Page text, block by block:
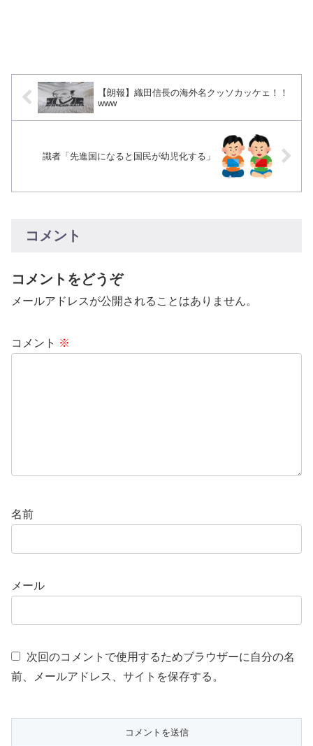
【朗報】織田信長の海外名クッソカッケェ！！
www
識者「先進国になると国民が幼児化する」
コメント
コメントをどうぞ
メールアドレスが公開されることはありません。
コメント ※
名前
メール
次回のコメントで使用するためブラウザーに自分の名
前、メールアドレス、サイトを保存する。